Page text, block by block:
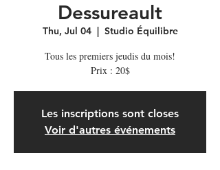
Dessureault
Thu, Jul 04
  |
Studio Équilibre
Tous les premiers jeudis du mois!
Prix : 20$
Les inscriptions sont closes
Voir d'autres événements